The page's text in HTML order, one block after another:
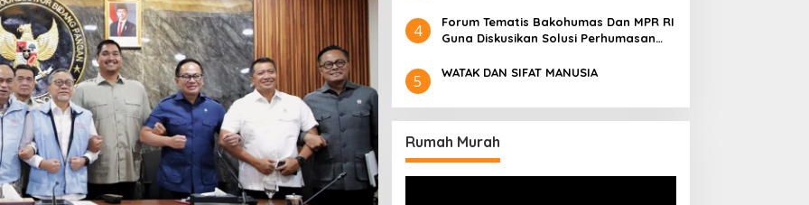
4
Forum Tematis Bakohumas Dan MPR RI
Guna Diskusikan Solusi Perhumasan
Masing
5 WATAK DAN SIFAT MANUSIA
Rumah Murah